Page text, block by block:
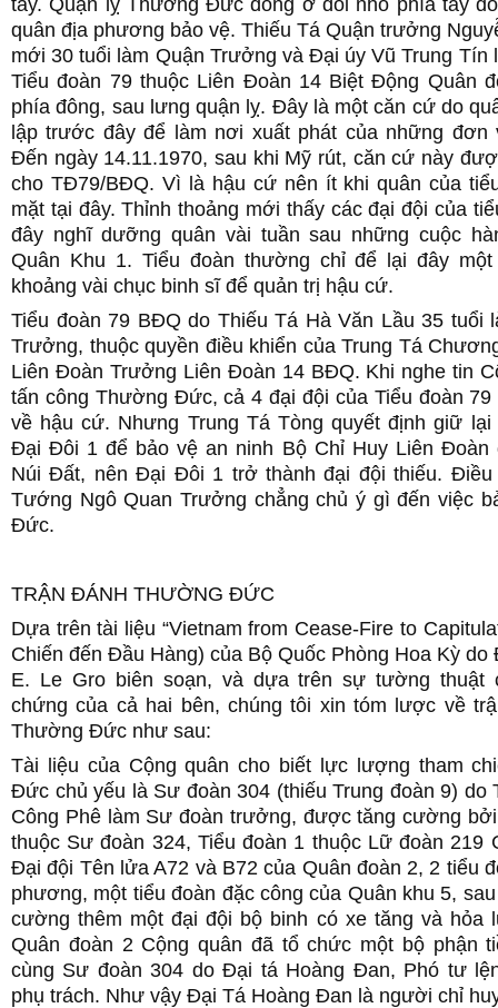
quân địa phương bảo vệ. Thiếu Tá Quận trưởng
mới 30 tuổi làm Quận Trưởng và Đại úy Vũ Trung Tín
Tiểu đoàn 79 thuộc Liên Đoàn 14 Biệt Động Quân
phía đông, sau lưng quận lỵ. Đây là một căn cứ do
lập trước đây để làm nơi xuất phát của những đơn
Đến ngày 14.11.1970, sau khi Mỹ rút, căn cứ này
cho TĐ79/BĐQ. Vì là hậu cứ nên ít khi quân của
mặt tại đây. Thỉnh thoảng mới thấy các đại đội của
đây nghĩ dưỡng quân vài tuần sau những cuộc
Quân Khu 1. Tiểu đoàn thường chỉ để lại đây
khoảng vài chục binh sĩ để quản trị hậu cứ.
Tiểu đoàn 79 BĐQ do Thiếu Tá Hà Văn Lầu 35 tuổi
Trưởng, thuộc quyền điều khiển của Trung Tá
Liên Đoàn Trưởng Liên Đoàn 14 BĐQ. Khi nghe tin
tấn công Thường Đức, cả 4 đại đội của Tiểu đoàn
về hậu cứ. Nhưng Trung Tá Tòng quyết định giữ
Đại Đôi 1 để bảo vệ an ninh Bộ Chỉ Huy Liên Đoàn
Núi Đất, nên Đại Đôi 1 trở thành đại đội thiếu. Điều
Tướng Ngô Quan Trưởng chẳng chủ ý gì đến việc
Đức.
TRẬN ĐÁNH THƯỜNG ĐỨC
Dựa trên tài liệu “Vietnam from Cease-Fire to
Chiến đến Đầu Hàng) của Bộ Quốc Phòng Hoa Kỳ do
E. Le Gro biên soạn, và dựa trên sự tường thuật
chứng của cả hai bên, chúng tôi xin tóm lược về
Thường Đức như sau:
Tài liệu của Cộng quân cho biết lực lượng tham
Đức chủ yếu là Sư đoàn 304 (thiếu Trung đoàn 9) do
Công Phê làm Sư đoàn trưởng, được tăng cường
thuộc Sư đoàn 324, Tiểu đoàn 1 thuộc Lữ đoàn 219
Đại đội Tên lửa A72 và B72 của Quân đoàn 2, 2 tiểu
phương, một tiểu đoàn đặc công của Quân khu 5,
cường thêm một đại đội bộ binh có xe tăng và hỏa
Quân đoàn 2 Cộng quân đã tổ chức một bộ phận
cùng Sư đoàn 304 do Đại tá Hoàng Đan, Phó tư
phụ trách. Như vậy Đại Tá Hoàng Đan là người chỉ